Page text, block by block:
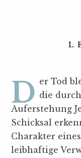
Der Tod bleibt also. Für die Glaubenden, die
Auferstehung
Schicksal
Charakter
leibhaftige